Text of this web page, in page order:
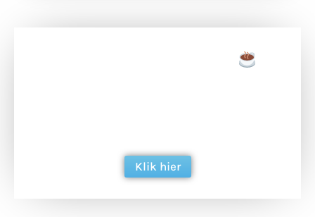
Klik hier